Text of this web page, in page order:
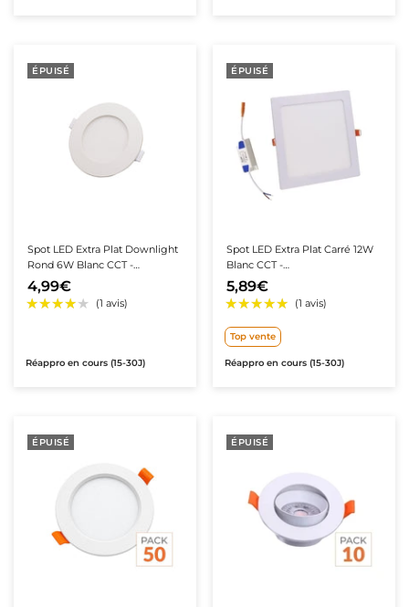
★★★★★
★★★★★
ÉPUISÉ
Spot LED Extra Plat Downlight
Rond 6W Blanc CCT -
3000K/4000K/6000K
4,99€
Réappro en cours (15-30J)
ÉPUISÉ
Spot LED Extra Plat Carré 12W
Blanc CCT -
3000K/4000K/6000K
5,89€
Top vente
Réappro en cours (15-30J)
ÉPUISÉ ÉPUISÉ